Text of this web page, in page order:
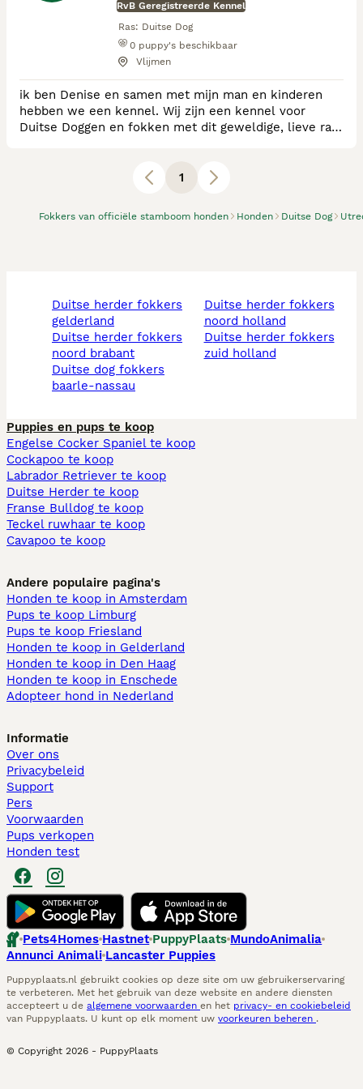
Fokkers van officiële stamboom honden Honden Duitse Dog
RvB Geregistreerde Kennel
Ras: Duitse Dog
0 puppy's beschikbaar
Vlijmen
ik ben Denise en samen met mijn man en kinderen
hebben we een kennel. Wij zijn een kennel voor
Duitse Doggen en fokken met dit geweldige, lieve ras.
liefdevolle omgeving, waar ze de aandacht en ruimte
1
duitse herder fokkers
gelderland
duitse herder fokkers
noord brabant
duitse dog fokkers
baarle-nassau
duitse herder fokkers
noord holland
duitse herder fokkers
zuid holland
Puppies en pups te koop
Engelse Cocker Spaniel te koop
Cockapoo te koop
Labrador Retriever te koop
Duitse Herder te koop
Franse Bulldog te koop
Teckel ruwhaar te koop
Cavapoo te koop
Andere populaire pagina's
Honden te koop in Amsterdam
Pups te koop Limburg​
Pups te koop Friesland​
Honden te koop in Gelderland
Honden te koop in Den Haag
Honden te koop in Enschede
Adopteer hond in Nederland
Informatie
Over ons
Privacybeleid
Support
Pers
Voorwaarden
Pups verkopen
Honden test
Pets4Homes Hastnet PuppyPlaats MundoAnimalia
Annunci Animali Lancaster Puppies
Puppyplaats.nl gebruikt cookies op deze site om uw gebruikerservaring
te verbeteren. Met het gebruik van deze website en andere diensten
accepteert u de algemene voorwaarden en het privacy- en cookiebeleid
van Puppyplaats. U kunt op elk moment uw voorkeuren beheren .
© Copyright 2026 - PuppyPlaats